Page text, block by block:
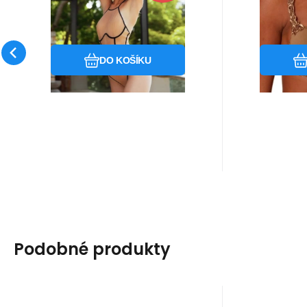
DO KOŠÍKU
Oblíbený
Porovnat
Podobné produkty